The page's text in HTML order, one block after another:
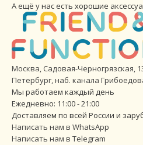
А ещё у нас есть хорошие
Москва, Садовая-Черногрязская,
Петербург,наб. канала
Мы работаем каждый день
Ежедневно: 11:00 - 21:00
Доставляем по всей России и
Написать нам в WhatsApp
Написать нам в Telegram